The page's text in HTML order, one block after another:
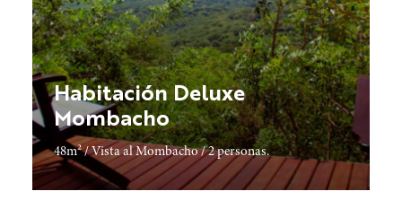
Habitación Deluxe
Mombacho
48m² / Vista al Mombacho / 2 personas.
Descubrir más